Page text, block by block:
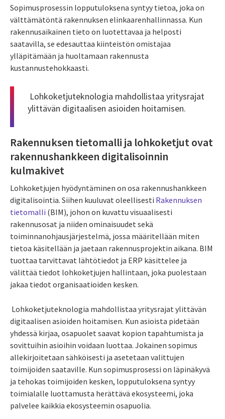
Sopimusprosessin lopputuloksena syntyy tietoa, joka on
välttämätöntä rakennuksen elinkaarenhallinnassa. Kun
rakennusaikainen tieto on luotettavaa ja helposti
saatavilla, se edesauttaa kiinteistön omistajaa
ylläpitämään ja huoltamaan rakennusta
kustannustehokkaasti.
Lohkoketjuteknologia mahdollistaa yritysrajat
ylittävän digitaalisen asioiden hoitamisen.
Rakennuksen tietomalli ja lohkoketjut ovat
rakennushankkeen digitalisoinnin
kulmakivet
Lohkoketjujen hyödyntäminen on osa rakennushankkeen
digitalisointia. Siihen kuuluvat oleellisesti Rakennuksen
tietomalli (BIM), johon on kuvattu visuaalisesti
rakennusosat ja niiden ominaisuudet sekä
toiminnanohjausjärjestelmä, jossa määritellään miten
tietoa käsitellään ja jaetaan rakennusprojektin aikana. BIM
tuottaa tarvittavat lähtötiedot ja ERP käsittelee ja
välittää tiedot lohkoketjujen hallintaan, joka puolestaan
jakaa tiedot organisaatioiden kesken.
Lohkoketjuteknologia mahdollistaa yritysrajat ylittävän
digitaalisen asioiden hoitamisen. Kun asioista pidetään
yhdessä kirjaa, osapuolet saavat kopion tapahtumista ja
sovittuihin asioihin voidaan luottaa. Jokainen sopimus
allekirjoitetaan sähköisesti ja asetetaan valittujen
toimijoiden saataville. Kun sopimusprosessi on läpinäkyvä
ja tehokas toimijoiden kesken, lopputuloksena syntyy
toimialalle luottamusta herättävä ekosysteemi, joka
palvelee kaikkia ekosysteemin osapuolia.